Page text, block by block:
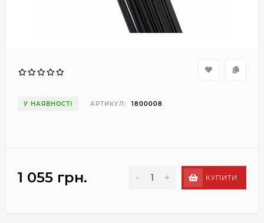
У НАЯВНОСТІ АРТИКУЛ: 1800008
1 055 грн. - + КУПИТИ